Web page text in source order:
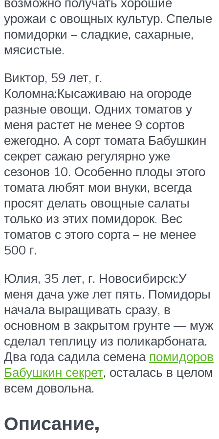
урожаи с овощных культур. Спелые
помидорки – сладкие, сахарные,
мясистые.
Виктор, 59 лет, г.
Коломна:Кысаживаю на огороде
разные овощи. Одних томатов у
меня растет не менее 9 сортов
ежегодно. А сорт томата Бабушкин
секрет сажаю регулярно уже
сезонов 10. Особенно плоды этого
томата любят мои внуки, всегда
просят делать овощные салаты
только из этих помидорок. Вес
томатов с этого сорта – не менее
500 г.
Юлия, 35 лет, г. Новосибирск:У
меня дача уже лет пять. Помидоры
начала выращивать сразу, в
основном в закрытом грунте — муж
сделал теплицу из поликарбоната.
Два года садила семена помидоров
Бабушкин секрет, осталась в целом
всем довольна.
Описание,